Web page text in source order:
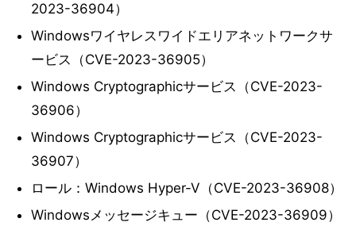
2023-36904）
Windowsワイヤレスワイドエリアネットワークサ
ービス（CVE-2023-36905）
Windows Cryptographicサービス（CVE-2023-
36906）
Windows Cryptographicサービス（CVE-2023-
36907）
ロール：Windows Hyper-V（CVE-2023-36908）
Windowsメッセージキュー（CVE-2023-36909）